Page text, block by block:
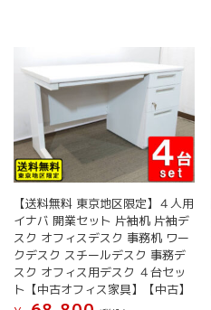
【送料無料 東京地区限定】４人用
イナバ 開業セット 片袖机 片袖デ
スク オフィスデスク 事務机 ワー
クデスク スチールデスク 事務デ
スク オフィス用デスク ４台セッ
ト【中古オフィス家具】【中古】